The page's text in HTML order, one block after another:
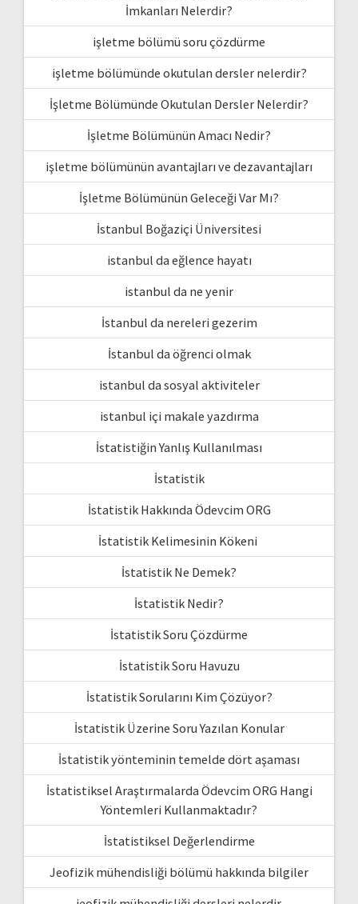
İmkanları Nelerdir?
işletme bölümü soru çözdürme
işletme bölümünde okutulan dersler nelerdir?
İşletme Bölümünde Okutulan Dersler Nelerdir?
İşletme Bölümünün Amacı Nedir?
işletme bölümünün avantajları ve dezavantajları
İşletme Bölümünün Geleceği Var Mı?
İstanbul Boğaziçi Üniversitesi
istanbul da eğlence hayatı
istanbul da ne yenir
İstanbul da nereleri gezerim
İstanbul da öğrenci olmak
istanbul da sosyal aktiviteler
istanbul içi makale yazdırma
İstatistiğin Yanlış Kullanılması
İstatistik
İstatistik Hakkında Ödevcim ORG
İstatistik Kelimesinin Kökeni
İstatistik Ne Demek?
İstatistik Nedir?
İstatistik Soru Çözdürme
İstatistik Soru Havuzu
İstatistik Sorularını Kim Çözüyor?
İstatistik Üzerine Soru Yazılan Konular
İstatistik yönteminin temelde dört aşaması
İstatistiksel Araştırmalarda Ödevcim ORG Hangi
Yöntemleri Kullanmaktadır?
İstatistiksel Değerlendirme
Jeofizik mühendisliği bölümü hakkında bilgiler